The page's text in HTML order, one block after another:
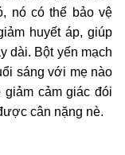
nó có thể bảo vệ
huyết áp, giúp
dài. Bột yến mạch
sáng với mẹ nào
cảm giác đói
cân nặng nè.